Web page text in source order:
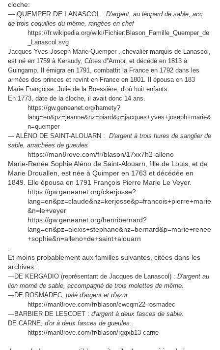
cloche:
— QUEMPER DE LANASCOL : D'argent, au léopard de sable, acc.
de trois coquilles du même, rangées en chef
https://fr.wikipedia.org/wiki/Fichier:Blason_Famille_Quemper_de
_Lanascol.svg
Jacques Yves Joseph Marie Quemper , chevalier marquis de Lanascol,
est né en 1759 à Keraudy, Côtes d''Armor, et décédé en 1813 à
Guingamp. Il émigra en 1791, combattit la France en 1792 dans les
armées des princes et revint en France en 1801. Il épousa en 183
Marie Françoise Julie de la Boessière, d'où huit enfants.
En 1773, date de la cloche, il avait donc 14 ans.
https://gw.geneanet.org/hamety?
lang=en&pz=jeanne&nz=biard&p=jacques+yves+joseph+marie&
n=quemper
— ALÉNO DE SAINT-ALOUARN : D'argent à trois hures de sanglier de
sable, arrachées de gueules
https://man8rove.com/fr/blason/17xx7h2-alleno
Marie-Renée Sophie Aléno de Saint-Alouarn, fille de Louis, et de
Marie Drouallen, est née à Quimper en 1763 et décédée en
1849. Elle épousa en 1791 François Pierre Marie Le Veyer.
https://gw.geneanet.org/ckerjosse?
lang=en&pz=claude&nz=kerjosse&p=francois+pierre+marie
&n=le+veyer
https://gw.geneanet.org/henribernard?
lang=en&pz=alexis+stephane&nz=bernard&p=marie+renee
+sophie&n=alleno+de+saint+alouarn
Et moins probablement aux familles suivantes, citées dans les
archives :
—DE KERGADIO (représentant de Jacques de Lanascol) : D'argent au
lion morné de sable, accompagné de trois molettes de même.
—DE ROSMADEC, palé d'argent et d'azur
https://man8rove.com/fr/blason/cwcqm22-rosmadec
—BARBIER DE LESCOET : d'argent à deux fasces de sable.
DE CARNE, d'or à deux fasces de gueules.
https://man8rove.com/fr/blason/rgqxb13-carne